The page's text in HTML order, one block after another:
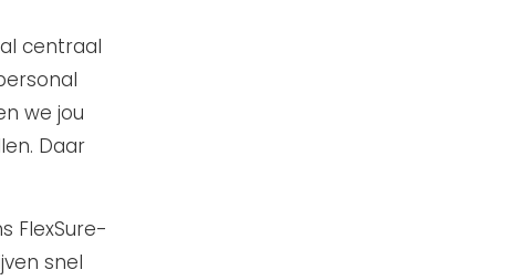
centraal
we jou
Daar
FlexSure-
snel